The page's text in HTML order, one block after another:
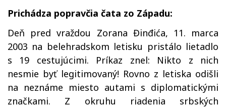
Prichádza popravčia čata zo Západu:
Deň pred vraždou Zorana Đinđića, 11. marca
2003 na belehradskom letisku pristálo lietadlo
s 19 cestujúcimi. Príkaz znel: Nikto z nich
nesmie byť legitimovaný! Rovno z letiska odišli
na neznáme miesto autami s diplomatickými
značkami. Z okruhu riadenia srbských